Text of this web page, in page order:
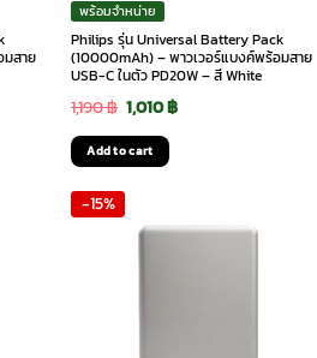
สาย
พร้อมจำหน่าย
Philips รุ่น Universal Battery Pack
(10000mAh) – พาวเวอร์แบงค์พร้อมสาย
USB-C ในตัว PD20W – สี White
1,190฿ Original
price
was:
1,010฿Current
Add to cart
-15%